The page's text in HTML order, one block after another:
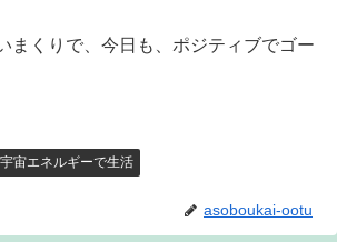
まくりで、今日も、ポジティブでゴー
宇宙エネルギーで生活
asoboukai-ootu